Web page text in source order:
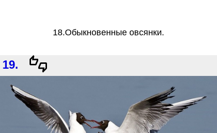
18.Обыкновенные овсянки.
19.